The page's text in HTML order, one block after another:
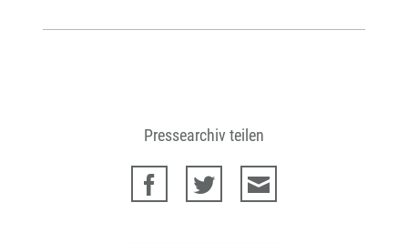
Pressearchiv teilen